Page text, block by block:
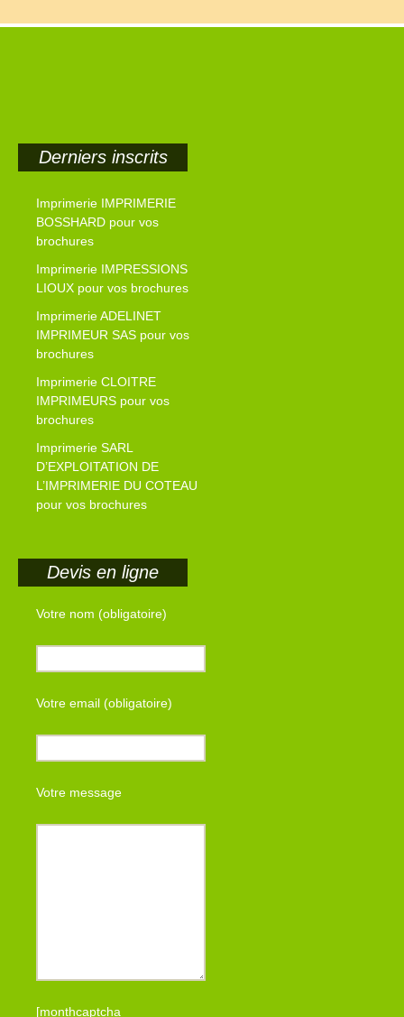
Derniers inscrits
Imprimerie IMPRIMERIE
BOSSHARD pour vos
brochures
Imprimerie IMPRESSIONS
LIOUX pour vos brochures
Imprimerie ADELINET
IMPRIMEUR SAS pour vos
brochures
Imprimerie CLOITRE
IMPRIMEURS pour vos
brochures
Imprimerie SARL
D’EXPLOITATION DE
L’IMPRIMERIE DU COTEAU
pour vos brochures
Devis en ligne
Votre nom (obligatoire)
Votre email (obligatoire)
Votre message
[monthcaptcha